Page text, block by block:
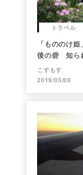
トラベル
「もののけ
後の砦 知ら
こすもす
2019/05/08